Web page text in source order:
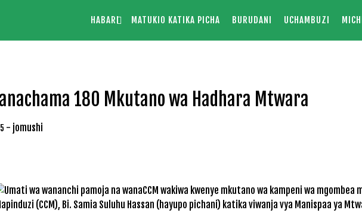
HABARI MATUKIO KATIKA PICHA BURUDANI UCHAMBUZI
180 Mkutano wa Hadhara Mtwara
- jomushi